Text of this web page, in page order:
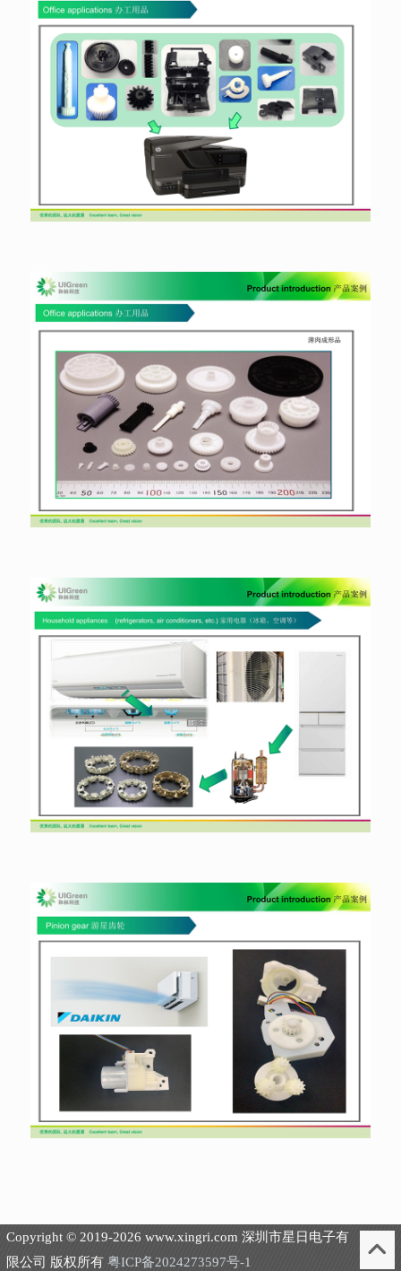
Copyright © 2019-2026 www.xingri.com 深圳市星日电子有
限公司 版权所有 粤ICP备2024273597号-1